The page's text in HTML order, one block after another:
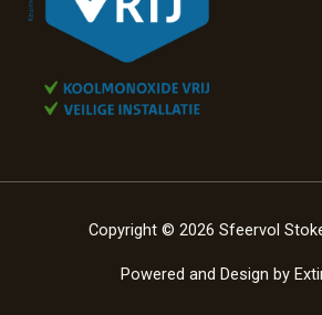
Copyright © 2026 Sfeervol
Powered and Design by